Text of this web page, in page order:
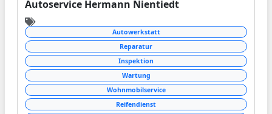
Autoservice Hermann Nientiedt
Autowerkstatt
Reparatur
Inspektion
Wartung
Wohnmobilservice
Reifendienst